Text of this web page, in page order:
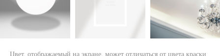
Цвет, отображаемый на экране, может отличаться от цвета краски